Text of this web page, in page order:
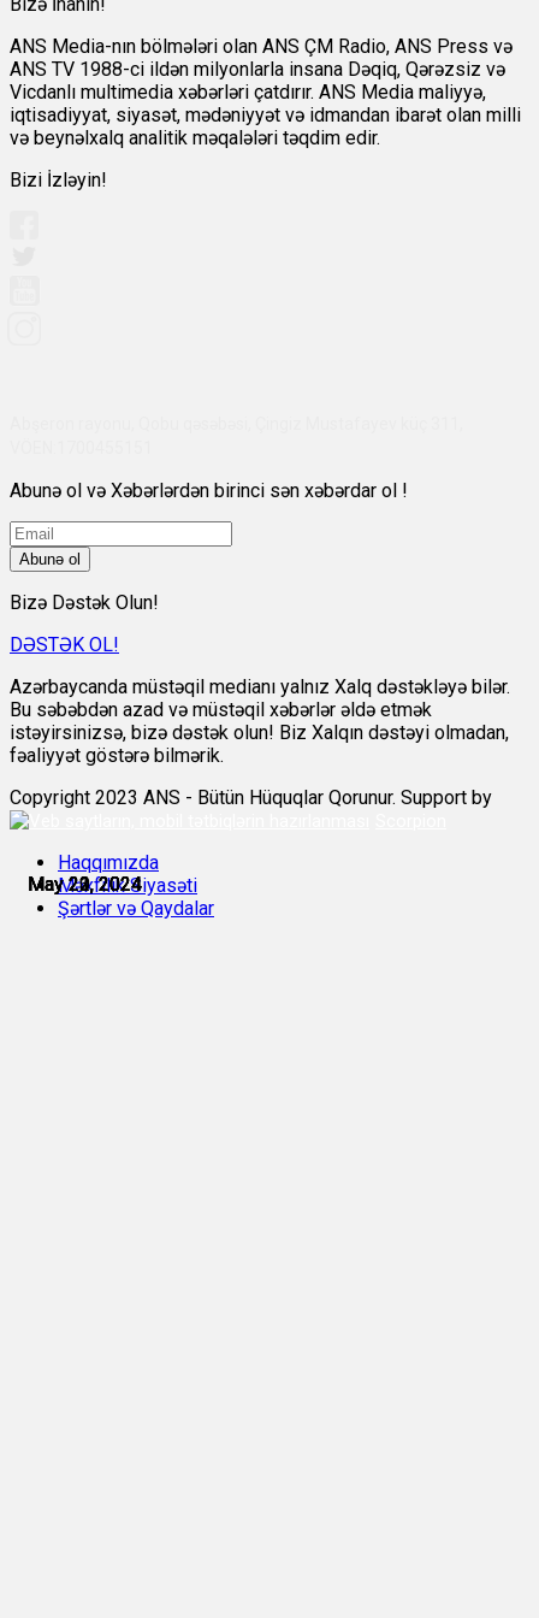
May 20, 2024
May 21, 2024
May 21, 2024
May 22, 2024
May 22, 2024
May 23, 2024
ANS Media-nın bölmələri olan ANS ÇM Radio, ANS Press və
ANS TV 1988-ci ildən milyonlarla insana Dəqiq, Qərəzsiz və
Vicdanlı multimedia xəbərləri çatdırır. ANS Media maliyyə,
iqtisadiyyat, siyasət, mədəniyyət və idmandan ibarət olan milli
və beynəlxalq analitik məqalələri təqdim edir.
Bizi İzləyin!
Abunə ol və Xəbərlərdən birinci sən xəbərdar ol !
Abunə ol
Bizə Dəstək Olun!
DƏSTƏK OL!
Azərbaycanda müstəqil medianı yalnız Xalq dəstəkləyə bilər.
Bu səbəbdən azad və müstəqil xəbərlər əldə etmək
istəyirsinizsə, bizə dəstək olun! Biz Xalqın dəstəyi olmadan,
fəaliyyət göstərə bilmərik.
Copyright 2023 ANS - Bütün Hüquqlar Qorunur. Support by
Haqqımızda
Məxfilik Siyasəti
Şərtlər və Qaydalar